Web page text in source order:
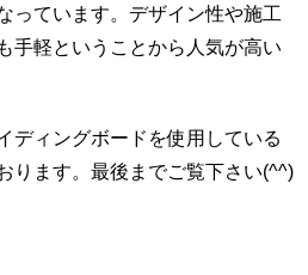
っています。デザイン性や施工
手軽ということから人気が高い
ディングボードを使用している
ります。最後までご覧下さい(^^)